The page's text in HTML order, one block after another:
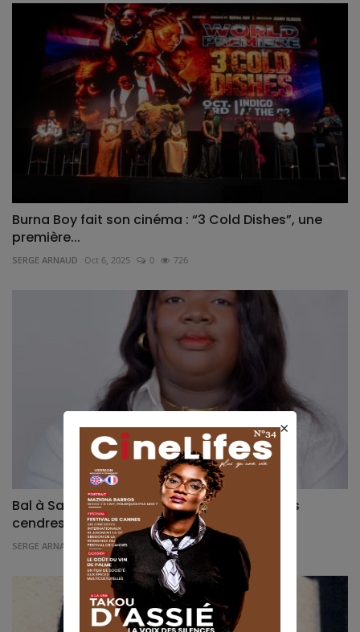
Burna Boy fait son cinéma : “3 Cold Dishes”, une
première...
SERGE ARNAUD Oct 6, 2025 0 726
Bal à San Pedro » : Quand l’amour renaît des
cendres du...
SERGE ARNAUD Sep 12, 2025 0 744
×